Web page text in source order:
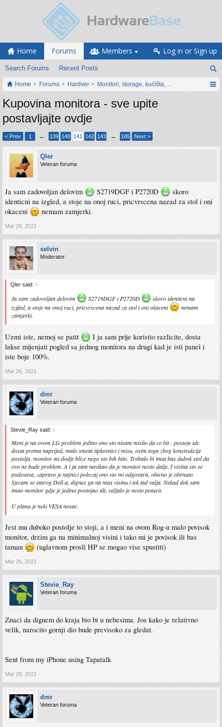
Home Forums
Search Forums Recent Posts
Members Log in or Sign up
Home Forums Hardver Monitori, storage, kućišta, periferija
Kupovina monitora - sve upite
postavljajte ovdje
< Prev 1 ← 139 140 141 142 143 → 185 Next >
Qler
Veteran foruma
Ja sam zadovoljan delovim S2719DGF i P2720D
skoro
identicni na izgled, a stoje na onoj ruci, pricvrscena nazad za stol i oni
okaceni
nemam zamjerki.
Mar 26, 2021
selvin
Moderator
Qler said: ↑
Ja sam zadovoljan delovim S2719DGF i P2720D
skoro identicni na
izgled, a stoje na onoj ruci, pricvrscena nazad za stol i oni okaceni
nemam
zamjerki.
Uzmi iste, nemoj se patit
I ja sam prije koristio razlicite, dosta
lakse mijenjati pogled sa jednog monitora na drugi kad je isti panel i
iste boje 100%.
Mar 26, 2021
dmr
Veteran foruma
Stevie_Ray said: ↑
Meni je na ovom LG problem jedino ono sto nisam mislio da ce bit - postoje ide
dosta prema naprijed, malo smeta tipkovnici i misu, osim toga zbog konstrukcije
postolja, monitor mi dodje blize nego sto bih htio. Trebalo bi imat bas dubok stol da
ovo ne bude problem. A i ja sam navikao da je monitor nesto dalje. I visina sto se
podesava, zapravo je najnizi polozaj ono sto mi odgovara, obicno je obrnuto.
Sjecam se starog Dell-a, dignes ga na max visinu i tek tad valja. Nekad dok sam
imao monitor gdje je jedino postojao tilt, valjalo je nesto poturit.
U planu je neki VESA nosac.
Jest mu duboko postolje to stoji, a i meni na ovom Rog-u malo povisok
monitor, drzim ga na minimalnoj visini i tako mi je povisok ili bas
taman
(uglavnom prosli HP se mogao vise spustiti)
Mar 26, 2021
Stevie_Ray
Veteran foruma
Znaci da dignem do kraja bio bi u nebesima. Jos kako je relativno
velik, narocito gornji dio bude previsoko za gledat.
Sent from my iPhone using Tapatalk
Mar 26, 2021
dmr
Veteran foruma